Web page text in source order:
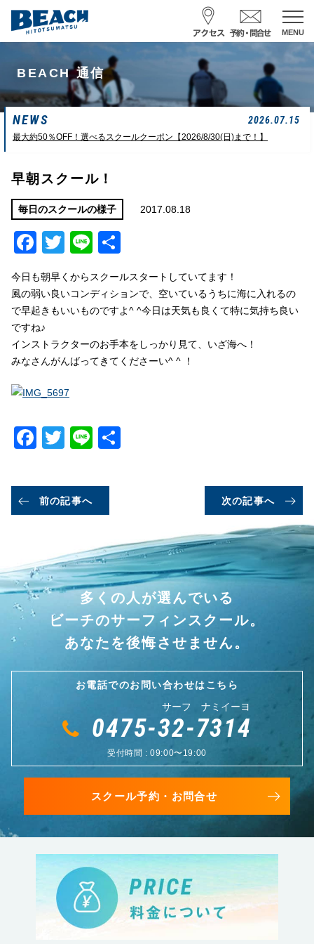
MENU
スクール予約・お問合せ
レンタル予約
サーフ ナミイーヨ
0475-32-7314
一松海岸波情報
サイズ
カターアタマ
状態
ハード
BEACH 通信
NEWS 2026.07.15
最大約50％OFF！選べるスクールクーポン【2026/8/30(日)まで！】
早朝スクール！
毎日のスクールの様子 2017.08.18
Facebook
Twitter
Line
今日も朝早くからスクールスタートしていてます！
風の弱い良いコンディションで、空いているうちに海に入れるの
で早起きもいいものですよ^ ^今日は天気も良くて特に気持ち良い
ですね♪
インストラクターのお手本をしっかり見て、いざ海へ！
みなさんがんばってきてくださーい^ ^ ！
Facebook
Twitter
Line
前の記事へ 次の記事へ
多くの人が選んでいる
ビーチのサーフィンスクール。
あなたを後悔させません。
お電話でのお問い合わせはこちら
サーフ ナミイーヨ
0475-32-7314
受付時間 : 09:00〜19:00
スクール予約・お問合せ